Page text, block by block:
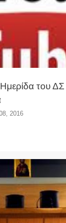
του
2016